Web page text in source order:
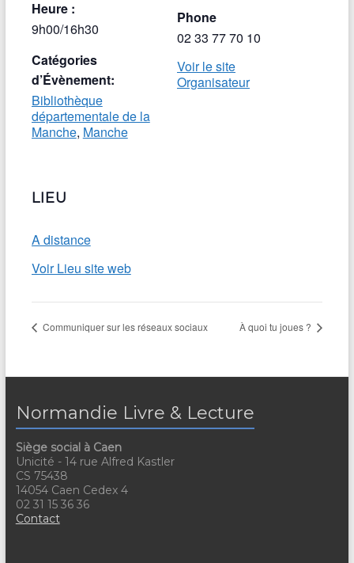
Heure :
9h00/16h30
Catégories
d’Évènement:
Bibliothèque
départementale de la
Manche, Manche
Phone
02 33 77 70 10
Voir le site
Organisateur
LIEU
A distance
Voir Lieu site web
Communiquer sur les réseaux sociaux À quoi tu joues ?
Normandie Livre & Lecture
Siège social à Caen
Unicité - 14 rue Alfred Kastler
CS 75438
14054 Caen Cedex 4
02 31 15 36 36
Contact